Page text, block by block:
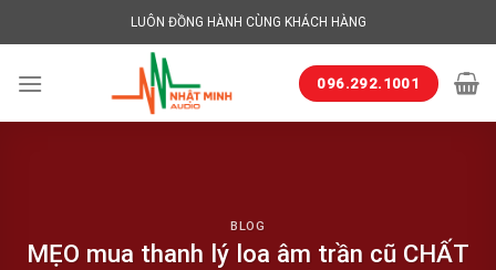
to
LUÔN ĐỒNG HÀNH CÙNG KHÁCH HÀNG
096.292.1001
BLOG
MẸO mua thanh lý loa âm trần cũ CHẤT